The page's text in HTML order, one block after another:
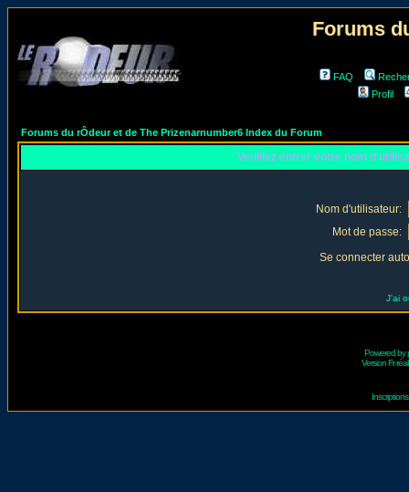
Forums
FAQ
Profil
Forums du rÔdeur et de The Prizenarnumber6 Index du Forum
Veuillez entrer votre nom
Nom d'utilisateur:
Mot de passe:
Se connecter
J'ai
Powered by
Version Fr